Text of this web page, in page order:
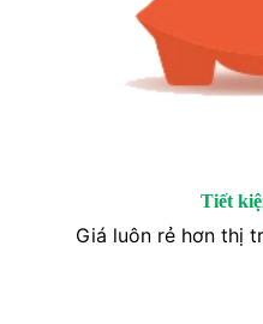
Tiết
Giá luôn rẻ hơn thị